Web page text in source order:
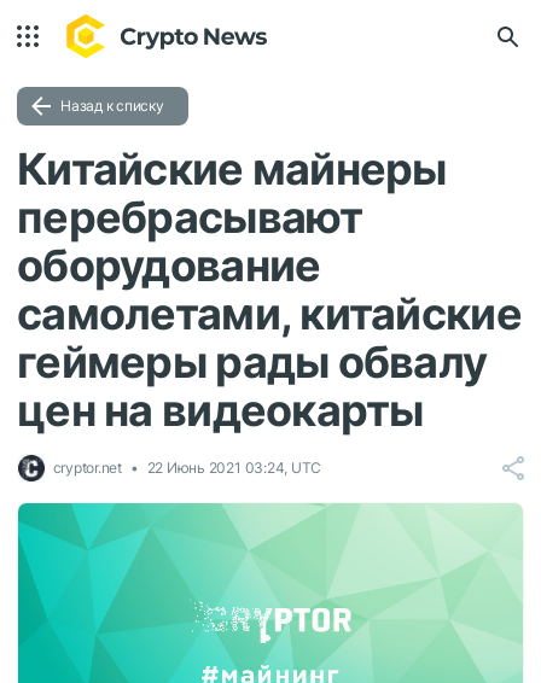
Назад к списку
Китайские майнеры
перебрасывают
оборудование
самолетами, китайские
геймеры рады обвалу
цен на видеокарты
cryptor.net 22 Июнь 2021 03:24, UTC